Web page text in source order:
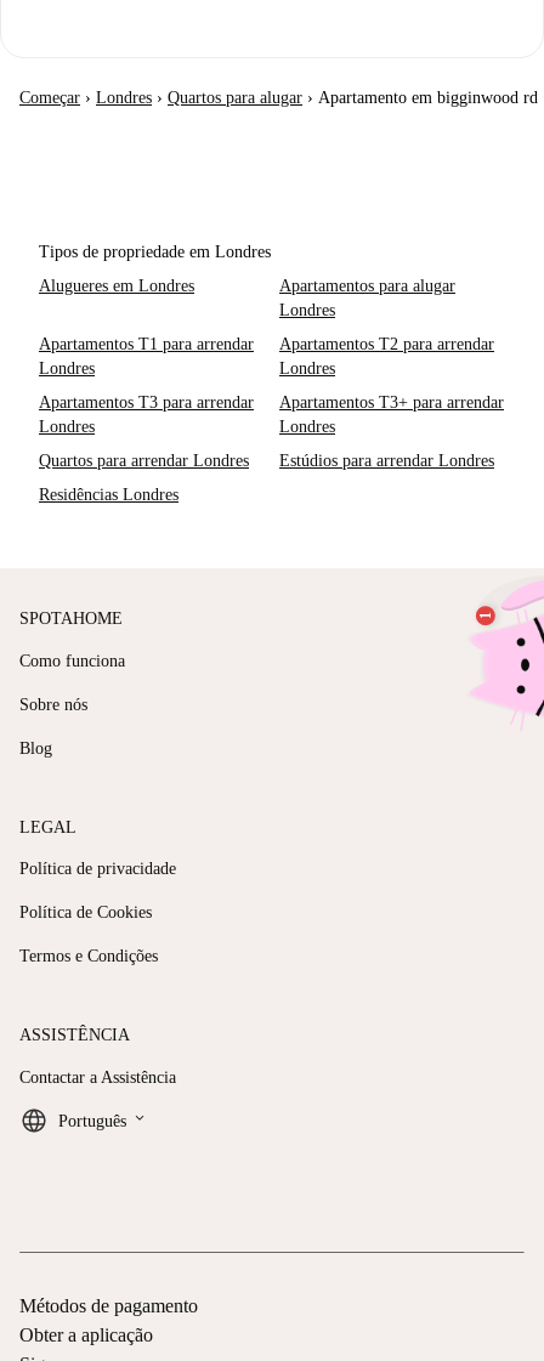
Começar › Londres › Quartos para alugar › Apartamento em bigginwood rd
Tipos de propriedade em Londres
Alugueres em Londres
Apartamentos para alugar
Londres
Apartamentos T1 para arrendar
Londres
Apartamentos T2 para arrendar
Londres
Apartamentos T3 para arrendar
Londres
Apartamentos T3+ para arrendar
Londres
Quartos para arrendar Londres
Estúdios para arrendar Londres
Residências Londres
SPOTAHOME
Como funciona
Sobre nós
Blog
LEGAL
Política de privacidade
Política de Cookies
Termos e Condições
ASSISTÊNCIA
Contactar a Assistência
Português keyboard_arrow_down
Métodos de pagamento
Obter a aplicação